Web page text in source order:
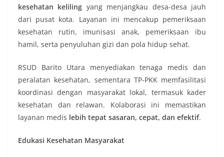
kesehatan keliling yang menjangkau desa-desa jauh
dari pusat kota. Layanan ini mencakup pemeriksaan
kesehatan rutin, imunisasi anak, pemeriksaan ibu
hamil, serta penyuluhan gizi dan pola hidup sehat.
RSUD Barito Utara menyediakan tenaga medis dan
peralatan kesehatan, sementara TP-PKK memfasilitasi
koordinasi dengan masyarakat lokal, termasuk kader
kesehatan dan relawan. Kolaborasi ini memastikan
layanan medis lebih tepat sasaran, cepat, dan efektif.
Edukasi Kesehatan Masyarakat